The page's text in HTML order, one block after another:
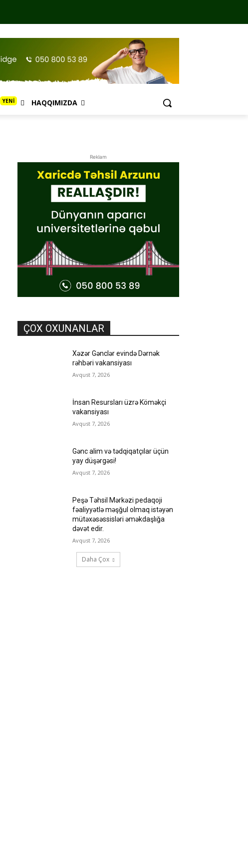
YENİ HAQQIMIZDA
Reklam
ÇOX OXUNANLAR
Xəzər Gənclər evində Dərnək
rəhbəri vakansiyası
Avqust 7, 2026
İnsan Resursları üzrə Köməkçi
vakansiyası
Avqust 7, 2026
Gənc alim və tədqiqatçılar üçün
yay düşərgəsi!
Avqust 7, 2026
Peşə Təhsil Mərkəzi pedaqoji
fəaliyyətlə məşğul olmaq istəyən
mütəxəsəssisləri əməkdaşlığa
dəvət edir.
Avqust 7, 2026
Daha Çox